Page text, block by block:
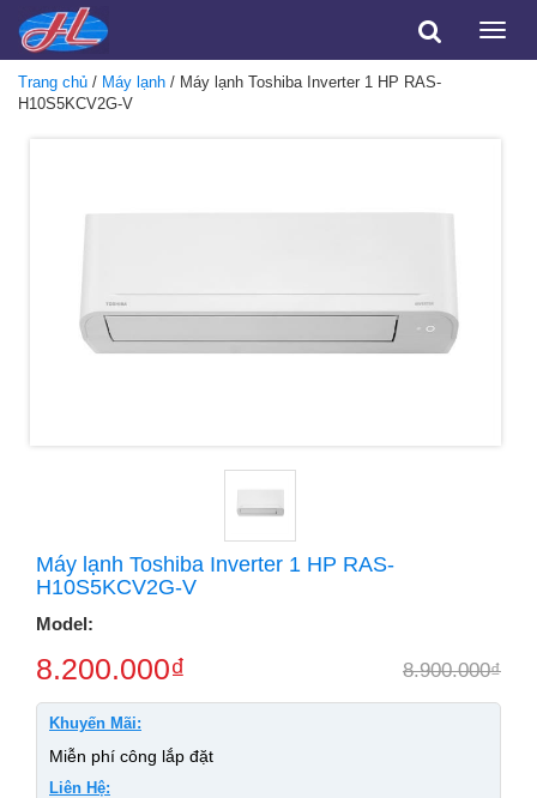
Toggle
Trang chủ / Máy lạnh / Máy lạnh Toshiba Inverter 1 HP RAS-
H10S5KCV2G-V
Máy lạnh Toshiba Inverter 1 HP RAS-
H10S5KCV2G-V
Model:
8.200.000₫ 8.900.000₫
Khuyến Mãi:
Miễn phí công lắp đặt
Liên Hệ: